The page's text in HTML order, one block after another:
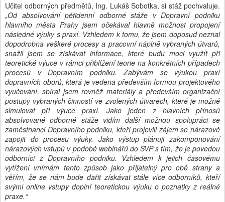
Učitel odborných předmětů, Ing. Lukáš Sobotka, si stáž pochvaluje.
„Od absolvování pětidenní odborné stáže v Dopravní podniku
hlavního města Prahy jsem očekával hlavně možnost propojení
následné výuky s praxí. Vzhledem k tomu, že jsem doposud neznal
dopodrobna veškeré procesy a pracovní náplně vybraných útvarů,
snažil jsem se získávat informace, které budu moci využít při
teoretické výuce v rámci přiblížení teorie na konkrétních případech
procesů v Dopravním podniku. Zabývám se výukou praxí
dopravních oborů, která je vedena především formou projektového
vyučování, sbíral jsem rovněž materiály a především organizační
postupy vybraných činností ve zvolených útvarech, které je možné
simulovat při výuce praxí. Jako jeden z hlavních přínosů
absolvované odborné stáže vidím další možnou spolupráci se
zaměstnanci Dopravního podniku, kteří projevili zájem se nárazově
zapojit do procesu výuky. Jako výstup plánuji zakomponování
nárazových vstupů v podobě webinářů do ŠVP s tím, že je povedou
odborníci z Dopravního podniku. Vzhledem k jejich časovému
vytížení vnímám tento způsob jako přijatelný pro obě strany a
věřím, že se nám bude dařit získávat stále více odborníků, kteří
svými online vstupy doplní teoretickou výuku o poznatky z reálné
praxe.“